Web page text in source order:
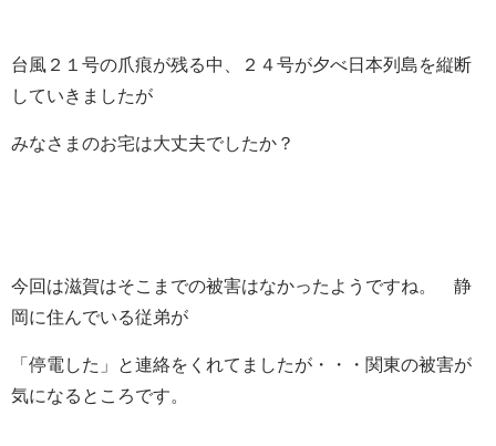
台風２１号の爪痕が残る中、２４号が夕べ日本列島を縦断
していきましたが
みなさまのお宅は大丈夫でしたか？
今回は滋賀はそこまでの被害はなかったようですね。 静
岡に住んでいる従弟が
「停電した」と連絡をくれてましたが・・・関東の被害が
気になるところです。